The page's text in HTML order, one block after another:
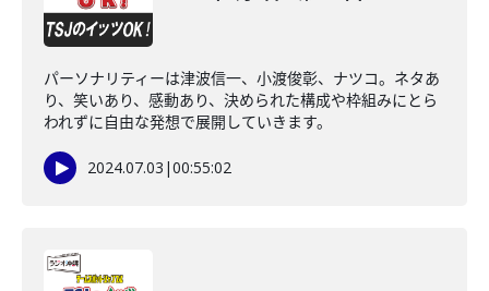
パーソナリティーは津波信一、小渡俊彰、ナツコ。ネタあ
り、笑いあり、感動あり、決められた構成や枠組みにとら
われずに自由な発想で展開していきます。
2024.07.03 |00:55:02